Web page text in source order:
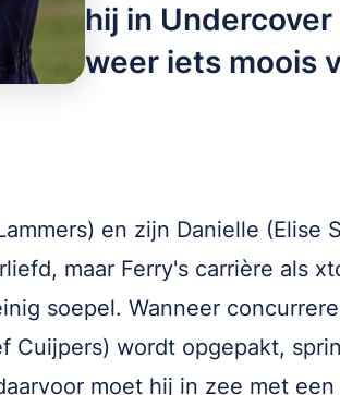
hij in
weer iets moois
en zijn Danielle (Elise
maar Ferry's carrière als
soepel. Wanneer
Cuijpers) wordt opgepakt,
moet hij in zee met een